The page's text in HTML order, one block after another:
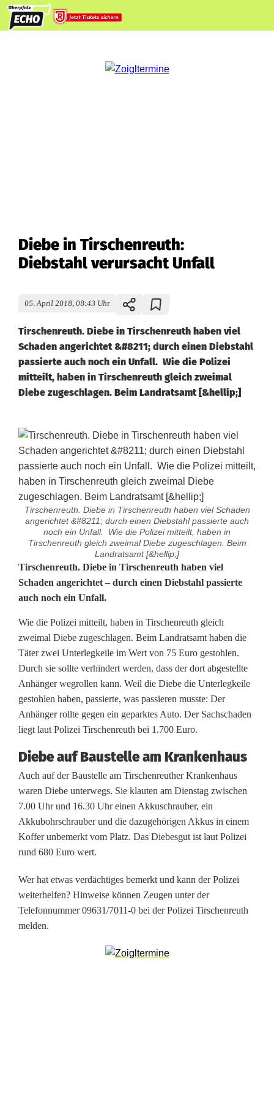
Diebe in Tirschenreuth:
Diebstahl verursacht Unfall
05. April 2018, 08:43 Uhr
Tirschenreuth. Diebe in Tirschenreuth haben viel
Schaden angerichtet &#8211; durch einen Diebstahl
passierte auch noch ein Unfall. Wie die Polizei
mitteilt, haben in Tirschenreuth gleich zweimal
Diebe zugeschlagen. Beim Landratsamt [&hellip;]
Tirschenreuth. Diebe in Tirschenreuth haben viel Schaden
angerichtet &#8211; durch einen Diebstahl passierte auch
noch ein Unfall. Wie die Polizei mitteilt, haben in
Tirschenreuth gleich zweimal Diebe zugeschlagen. Beim
Landratsamt [&hellip;]
D
i
e
b
e
i
n
T
i
r
s
c
h
e
n
Tirschenreuth. Diebe in Tirschenreuth haben viel
Schaden angerichtet – durch einen Diebstahl passierte
auch noch ein Unfall.
Wie die Polizei mitteilt, haben in Tirschenreuth gleich
zweimal Diebe zugeschlagen. Beim Landratsamt haben die
Täter zwei Unterlegkeile im Wert von 75 Euro gestohlen.
Durch sie sollte verhindert werden, dass der dort abgestellte
Anhänger wegrollen kann. Weil die Diebe die Unterlegkeile
gestohlen haben, passierte, was passieren musste: Der
Anhänger rollte gegen ein geparktes Auto. Der Sachschaden
liegt laut Polizei Tirschenreuth bei 1.700 Euro.
Diebe auf Baustelle am Krankenhaus
Auch auf der Baustelle am Tirschenreuther Krankenhaus
waren Diebe unterwegs. Sie klauten am Dienstag zwischen
7.00 Uhr und 16.30 Uhr einen Akkuschrauber, ein
Akkubohrschrauber und die dazugehörigen Akkus in einem
Koffer unbemerkt vom Platz. Das Diebesgut ist laut Polizei
rund 680 Euro wert.
Wer hat etwas verdächtiges bemerkt und kann der Polizei
weiterhelfen? Hinweise können Zeugen unter der
Telefonnummer 09631/7011-0 bei der Polizei Tirschenreuth
melden.